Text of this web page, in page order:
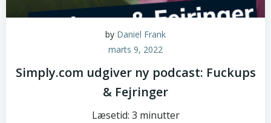
by Daniel Frank
marts 9, 2022
Simply.com udgiver ny podcast: Fuckups
& Fejringer
Læsetid: 3 minutter